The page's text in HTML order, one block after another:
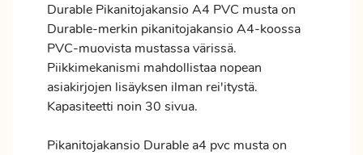
Durable Pikanitojakansio A4 PVC musta on
Durable-merkin pikanitojakansio A4-koossa
PVC-muovista mustassa värissä.
Piikkimekanismi mahdollistaa nopean
asiakirjojen lisäyksen ilman rei'itystä.
Kapasiteetti noin 30 sivua.
Pikanitojakansio Durable a4 pvc musta on